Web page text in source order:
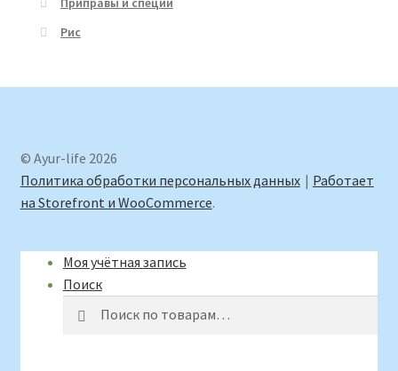
Рис
© Ayur-life 2026
Политика обработки персональных данных
Работает
на Storefront и WooCommerce.
Моя учётная запись
Поиск